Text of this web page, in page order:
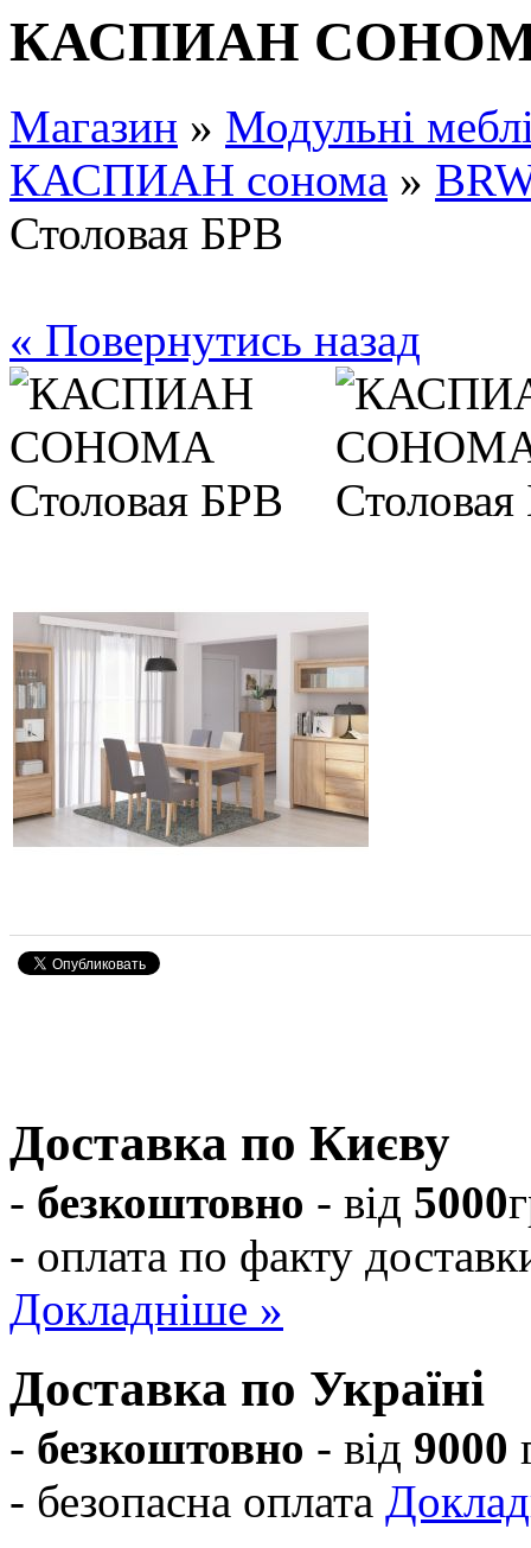
КАСПИАН
Магазин » Модульні
КАСПИАН сонома »
Столовая БРВ
« Повернутись назад
Доставка по Києву
- безкоштовно - від 5000
- оплата по факту
Докладніше »
Доставка по Україні
- безкоштовно - від 9000
- безопасна оплата